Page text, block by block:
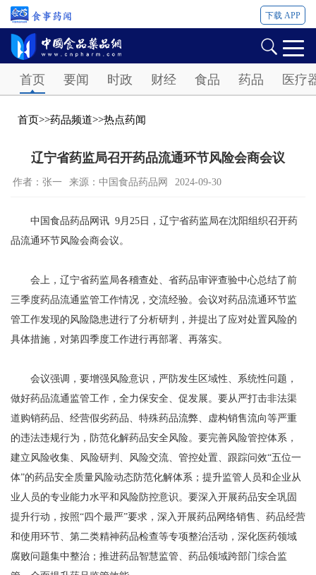
下载 APP
首页 要闻 时政 财经 食品 药品 医疗
首页>>药品频道>>热点药闻
辽宁省药监局召开药品流通环节风险会商会议
作者：张一 来源：中国食品药品网 2024-09-30
中国食品药品网讯 9月25日，辽宁省药监局在沈阳组织召开药
品流通环节风险会商会议。
会上，辽宁省药监局各稽查处、省药品审评查验中心总结了前
三季度药品流通监管工作情况，交流经验。会议对药品流通环节监
管工作发现的风险隐患进行了分析研判，并提出了应对处置风险的
具体措施，对第四季度工作进行再部署、再落实。
会议强调，要增强风险意识，严防发生区域性、系统性问题，
做好药品流通监管工作，全力保安全、促发展。要从严打击非法渠
道购销药品、经营假劣药品、特殊药品流弊、虚构销售流向等严重
的违法违规行为，防范化解药品安全风险。要完善风险管控体系，
建立风险收集、风险研判、风险交流、管控处置、跟踪问效“五位一
体”的药品安全质量风险动态防范化解体系；提升监管人员和企业从
业人员的专业能力水平和风险防控意识。要深入开展药品安全巩固
提升行动，按照“四个最严”要求，深入开展药品网络销售、药品经营
和使用环节、第二类精神药品检查等专项整治活动，深化医药领域
腐败问题集中整治；推进药品智慧监管、药品领域跨部门综合监